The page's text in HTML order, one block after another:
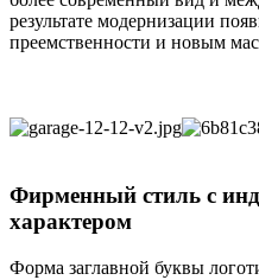
результате модернизации
преемственности и новым
Фирменный стиль с
характером
Форма заглавной буквы